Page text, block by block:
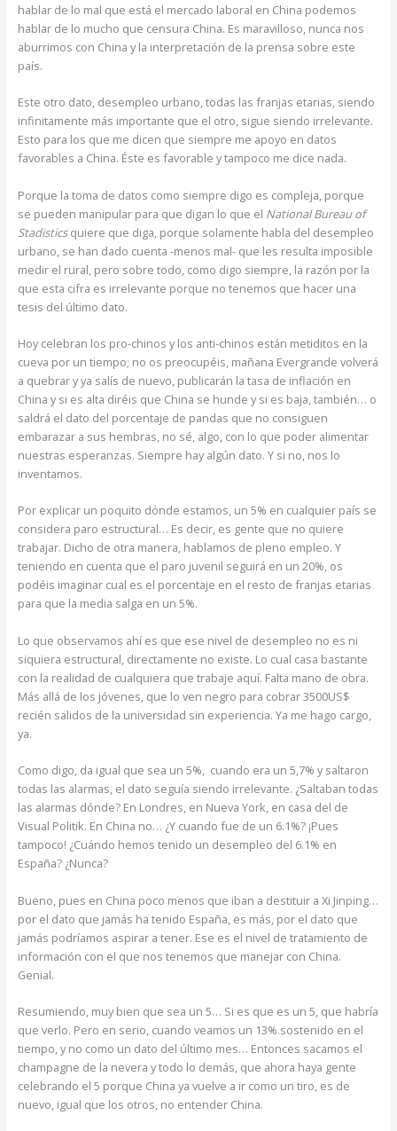
hablar de lo mal que está el mercado laboral en China podemos
hablar de lo mucho que censura China. Es maravilloso, nunca nos
aburrimos con China y la interpretación de la prensa sobre este
país.
Este otro dato, desempleo urbano, todas las franjas etarias, siendo
infinitamente más importante que el otro, sigue siendo irrelevante.
Esto para los que me dicen que siempre me apoyo en datos
favorables a China. Éste es favorable y tampoco me dice nada.
Porque la toma de datos como siempre digo es compleja, porque
se pueden manipular para que digan lo que el National Bureau of
Stadisticsquiere que diga, porque solamente habla del desempleo
urbano, se han dado cuenta -menos mal- que les resulta imposible
medir el rural, pero sobre todo, como digo siempre, la razón por la
que esta cifra es irrelevante porque no tenemos que hacer una
tesis del último dato.
Hoy celebran los pro-chinos y los anti-chinos están metiditos en la
cueva por un tiempo; no os preocupéis, mañana Evergrande volverá
a quebrar y ya salís de nuevo, publicarán la tasa de inflación en
China y si es alta diréis que China se hunde y si es baja, también… o
saldrá el dato del porcentaje de pandas que no consiguen
embarazar a sus hembras, no sé, algo, con lo que poder alimentar
nuestras esperanzas. Siempre hay algún dato. Y si no, nos lo
inventamos.
Por explicar un poquito dónde estamos, un 5% en cualquier país se
considera paro estructural… Es decir, es gente que no quiere
trabajar. Dicho de otra manera, hablamos de pleno empleo. Y
teniendo en cuenta que el paro juvenil seguirá en un 20%, os
podéis imaginar cual es el porcentaje en el resto de franjas etarias
para que la media salga en un 5%.
Lo que observamos ahí es que ese nivel de desempleo no es ni
siquiera estructural, directamente no existe. Lo cual casa bastante
con la realidad de cualquiera que trabaje aquí. Falta mano de obra.
Más allá de los jóvenes, que lo ven negro para cobrar 3500US$
recién salidos de la universidad sin experiencia. Ya me hago cargo,
ya.
Como digo, da igual que sea un 5%, cuando era un 5,7% y saltaron
todas las alarmas, el dato seguía siendo irrelevante. ¿Saltaban todas
las alarmas dónde? En Londres, en Nueva York, en casa del de
Visual Politik. En China no… ¿Y cuando fue de un 6.1%? ¡Pues
tampoco! ¿Cuándo hemos tenido un desempleo del 6.1% en
España? ¿Nunca?
Bueno, pues en China poco menos que iban a destituir a Xi Jinping…
por el dato que jamás ha tenido España, es más, por el dato que
jamás podríamos aspirar a tener. Ese es el nivel de tratamiento de
información con el que nos tenemos que manejar con China.
Genial.
Resumiendo, muy bien que sea un 5… Si es que es un 5, que habría
que verlo. Pero en serio, cuando veamos un 13% sostenido en el
tiempo, y no como un dato del último mes… Entonces sacamos el
champagne de la nevera y todo lo demás, que ahora haya gente
celebrando el 5 porque China ya vuelve a ir como un tiro, es de
nuevo, igual que los otros, no entender China.